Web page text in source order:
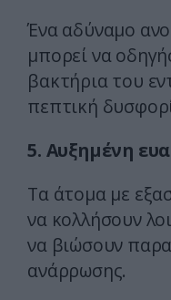
Ένα αδύναμο
μπορεί να
βακτήρια του
πεπτική
5. Αυξημένη
Τα άτομα με
να κολλήσουν
να βιώσουν
ανάρρωσης.